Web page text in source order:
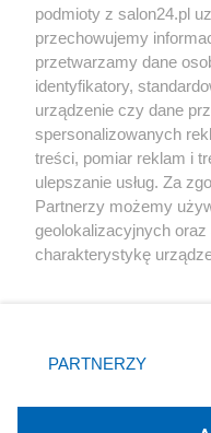
Społeczeństwo
Kultura
X Facebook
podmioty z salon24.pl
przechowujemy
przetwarzamy dane
identyfikatory,
urządzenie czy dane
spersonalizowanych
treści, pomiar reklam i
ulepszanie usług. Za
Partnerzy możemy
geolokalizacyjnych
charakterystykę
zmienić/wycofać
znajdujący się w
rodzaje przetwarzania
użytkownika, ale masz
PARTNERZY